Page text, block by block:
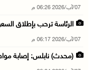
07/آب/2026 06:26 م
الرئاسة ترحب بإطلاق
07/آب/2026 06:17 م
(محدث) نابلس: إصابة